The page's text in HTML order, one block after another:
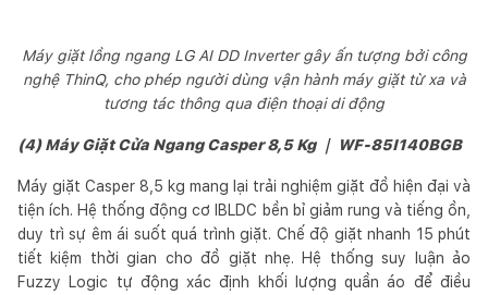
Máy giặt lồng ngang LG AI DD Inverter gây ấn tượng bởi công
nghệ ThinQ, cho phép người dùng vận hành máy giặt từ xa và
tương tác thông qua điện thoại di động
(4) Máy Giặt Cửa Ngang Casper 8,5 Kg ｜ WF-85I140BGB
Máy giặt Casper 8,5 kg mang lại trải nghiệm giặt đồ hiện đại và
tiện ích. Hệ thống động cơ IBLDC bền bỉ giảm rung và tiếng ồn,
duy trì sự êm ái suốt quá trình giặt. Chế độ giặt nhanh 15 phút
tiết kiệm thời gian cho đồ giặt nhẹ. Hệ thống suy luận ảo
Fuzzy Logic tự động xác định khối lượng quần áo để điều